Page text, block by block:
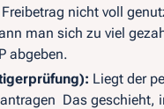
nicht voll
man sich zu viel
abgeben.
Liegt der
Das geschieht,